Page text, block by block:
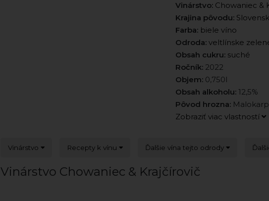
Vinárstvo: Chowaniec &
Krajina pôvodu:
Farba: biele víno
Odroda: veltlínske
Obsah cukru: suché
Ročník:2022
Objem:0,750l
Obsah alkoholu:12,5%
Pôvod hrozna:
Zobraziť viac vlastností
Vinárstvo Recepty k vínu Ďalšie vína tejto odrody
Vinárstvo Chowaniec & Krajčírovič